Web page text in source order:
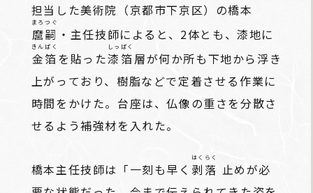
担当した美術院（京都市下京区）の橋本
麿嗣
まろつぐ
・主任技師によると、2体とも、漆地に
金箔
きんぱく
を貼った漆箔
しっぱく
層が何か所も下地から浮き
上がっており、樹脂などで定着させる作業に
時間をかけた。台座は、仏像の重さを分散さ
せるよう補強材を入れた。
橋本主任技師は「一刻も早く 剥落
はくらく
止めが必